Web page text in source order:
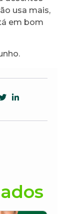
usa mais,
em bom